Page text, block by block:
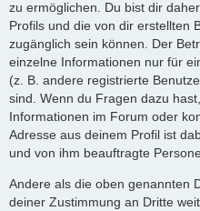
zu ermöglichen. Du bist dir
Profils und die von dir erstellten
zugänglich sein können. Der
einzelne Informationen nur für
(z. B. andere registrierte
sind. Wenn du Fragen dazu
Informationen im Forum oder
Adresse aus deinem Profil ist
und von ihm beauftragte
Andere als die oben genannten
deiner Zustimmung an Dritte